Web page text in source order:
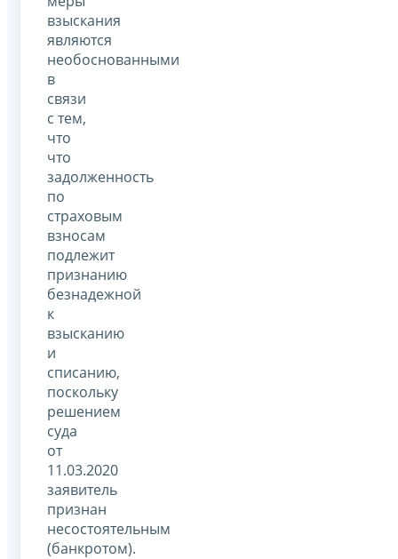
взыскания
являются
необоснованными
в
связи
с тем,
что
что
задолженность
по
страховым
взносам
подлежит
признанию
безнадежной
к
взысканию
и
списанию,
поскольку
решением
суда
от
11.03.2020
заявитель
признан
несостоятельным
(банкротом).